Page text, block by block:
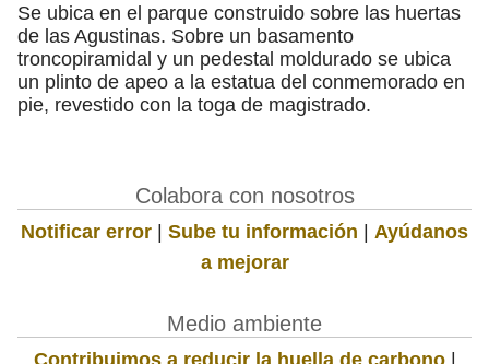
Se ubica en el parque construido sobre las huertas
de las Agustinas. Sobre un basamento
troncopiramidal y un pedestal moldurado se ubica
un plinto de apeo a la estatua del conmemorado en
pie, revestido con la toga de magistrado.
Colabora con nosotros
Notificar error | Sube tu información | Ayúdanos
a mejorar
Medio ambiente
Contribuimos a reducir la huella de carbono|